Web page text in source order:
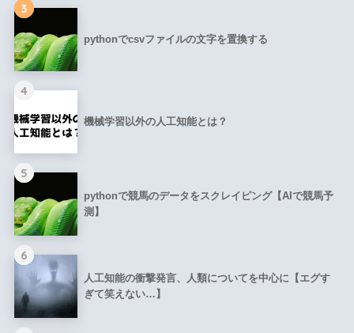
3
pythonでcsvファイルの文字を置換する
4
機械学習以外の人工知能とは？
5
pythonで競馬のデータをスクレイピング【AIで競馬予
測】
6
人工知能の衝撃発言、人類についてを中心に【エグす
ぎて笑えない…】